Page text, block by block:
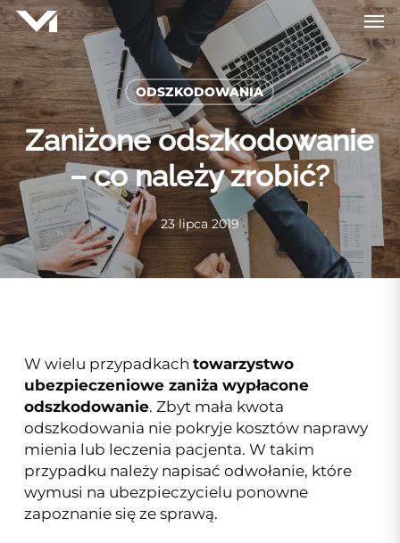
Skip
to
main
content
ODSZKODOWANIA
Zaniżone odszkodowanie
– co należy zrobić?
23 lipca 2019
W wielu przypadkach towarzystwo
ubezpieczeniowe zaniża wypłacone
odszkodowanie. Zbyt mała kwota
odszkodowania nie pokryje kosztów naprawy
mienia lub leczenia pacjenta. W takim
przypadku należy napisać odwołanie, które
wymusi na ubezpieczycielu ponowne
zapoznanie się ze sprawą.